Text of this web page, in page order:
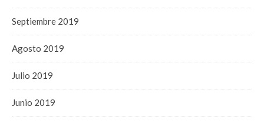
Septiembre 2019
Agosto 2019
Julio 2019
Junio 2019